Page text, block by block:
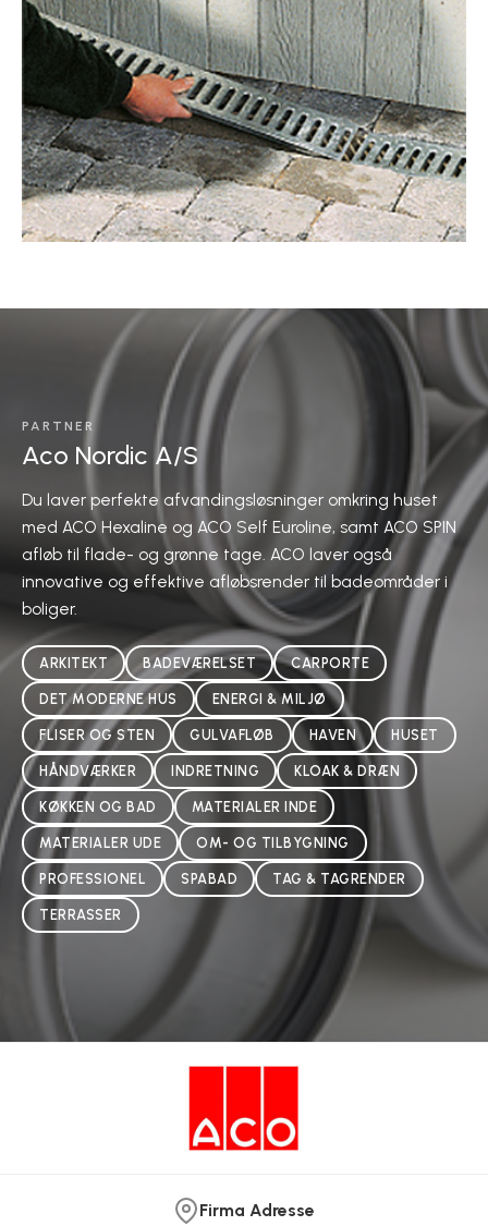
PARTNER
Aco Nordic A/S
Du laver perfekte afvandingsløsninger omkring huset
med ACO Hexaline og ACO Self Euroline, samt ACO SPIN
afløb til flade- og grønne tage. ACO laver også
innovative og effektive afløbsrender til badeområder i
boliger.
ARKITEKT BADEVÆRELSET CARPORTE
DET MODERNE HUS ENERGI & MILJØ
FLISER OG STEN GULVAFLØB HAVEN HUSET
HÅNDVÆRKER INDRETNING KLOAK & DRÆN
KØKKEN OG BAD MATERIALER INDE
MATERIALER UDE OM- OG TILBYGNING
PROFESSIONEL SPABAD TAG & TAGRENDER
TERRASSER
Firma Adresse